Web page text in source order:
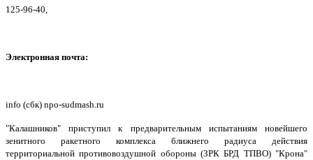
125-96-40,
Электронная почта:
info (сбк) npo-sudmash.ru
"Калашников" приступил к предварительным испытаниям новейшего
зенитного ракетного комплекса ближнего радиуса действия
территориальной противовоздушной обороны (ЗРК БРД ТПВО) "Крона"